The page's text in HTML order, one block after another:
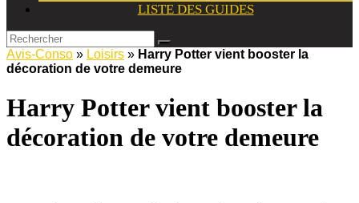
LISTE DES GUIDES
Avis-Conso » Loisirs » Harry Potter vient booster la
décoration de votre demeure
Harry Potter vient booster la
décoration de votre demeure